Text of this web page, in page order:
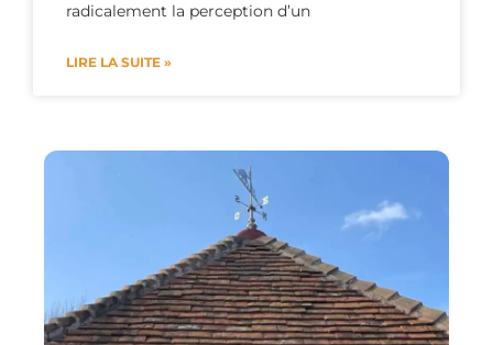
radicalement la perception d’un
LIRE LA SUITE »